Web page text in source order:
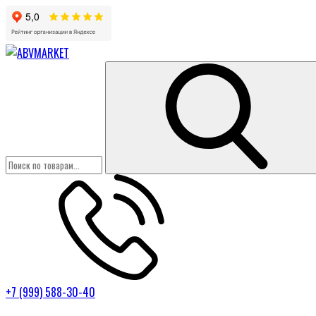
+7 (999) 588-30-40